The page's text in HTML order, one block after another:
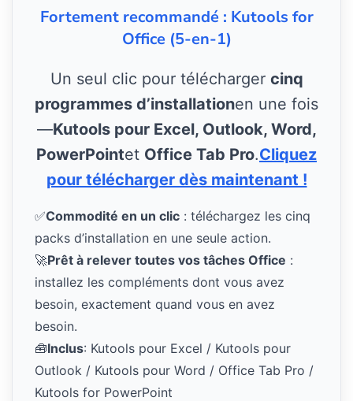
Fortement recommandé : Kutools for
Office (5-en-1)
Un seul clic pour télécharger cinq
programmes d’installationen une fois
—Kutools pour Excel, Outlook, Word,
PowerPointet Office Tab Pro.Cliquez
pour télécharger dès maintenant !
✅Commodité en un clic : téléchargez les cinq
packs d’installation en une seule action.
🚀Prêt à relever toutes vos tâches Office :
installez les compléments dont vous avez
besoin, exactement quand vous en avez
besoin.
🧰Inclus: Kutools pour Excel / Kutools pour
Outlook / Kutools pour Word / Office Tab Pro /
Kutools for PowerPoint